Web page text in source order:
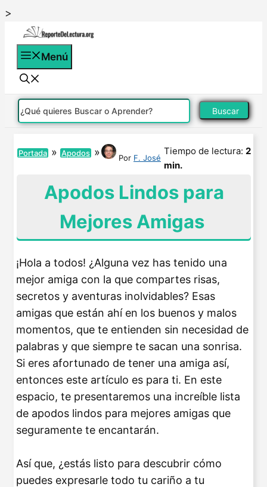
>
contenido
Menú
Buscar
Portada » Apodos » Por F. José
Tiempo de lectura: 2
min.
Apodos Lindos para
Mejores Amigas
¡Hola a todos! ¿Alguna vez has tenido una
mejor amiga con la que compartes risas,
secretos y aventuras inolvidables? Esas
amigas que están ahí en los buenos y malos
momentos, que te entienden sin necesidad de
palabras y que siempre te sacan una sonrisa.
Si eres afortunado de tener una amiga así,
entonces este artículo es para ti. En este
espacio, te presentaremos una increíble lista
de apodos lindos para mejores amigas que
seguramente te encantarán.
Así que, ¿estás listo para descubrir cómo
puedes expresarle todo tu cariño a tu